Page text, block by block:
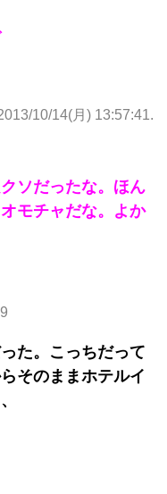
10/14(月) 13:57:41.
ソだったな。ほん
モチャだな。よか
た。こっちだって
そのままホテルイ